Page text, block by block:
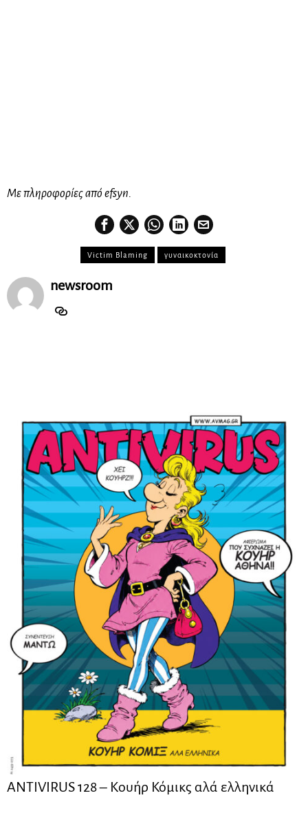
Με πληροφορίες από efsyn.
Victim Blaming γυναικοκτονία
newsroom
ANTIVIRUS 128 – Kουήρ Κόμικς αλά ελληνικά